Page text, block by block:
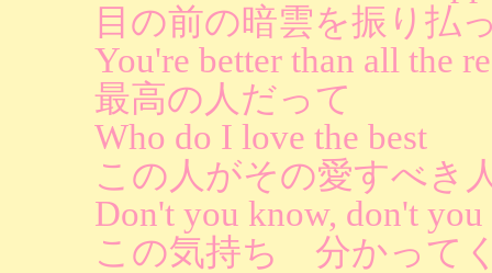
目の前の暗雲を振り払
You're better than all the
最高の人だって
Who do I love the best
この人がその愛すべき
Don't you know, don't
この気持ち 分かって